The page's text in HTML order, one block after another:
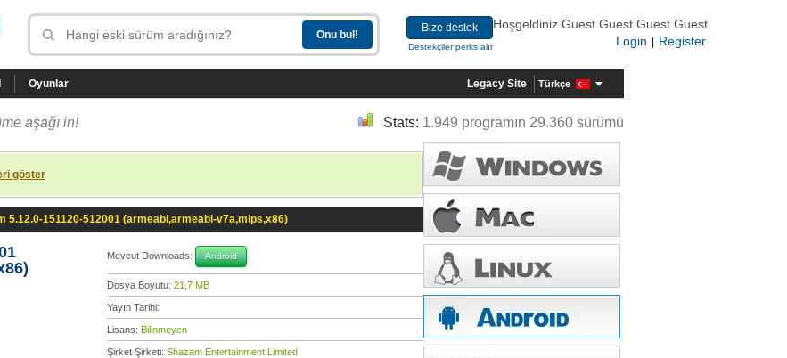
Bize destek
Destekçiler perks alır
Hoşgeldiniz Guest Guest Guest Guest
Login
Register
Oyunlar Legacy Site Türkçe
aşağı in! Stats: 1.949 programın 29.360 sürümü
göster
5.12.0-151120-512001 (armeabi,armeabi-v7a,mips,x86)
Mevcut Downloads: Android
Dosya Boyutu: 21,7 MB
Yayın Tarihi:
Lisans: Bilinmeyen
Şirket Şirketi: Shazam Entertainment Limited